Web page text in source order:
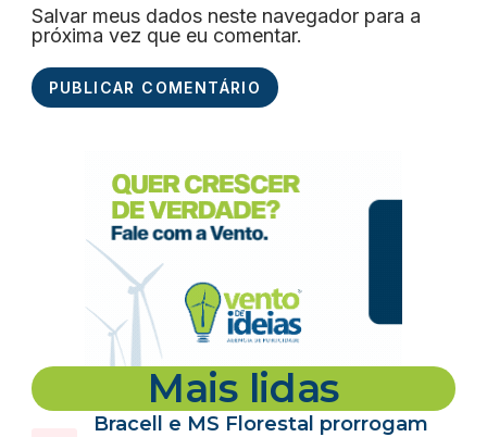
Salvar meus dados neste navegador para a
próxima vez que eu comentar.
Mais lidas
Bracell e MS Florestal prorrogam